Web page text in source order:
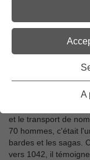
A
Le Skuldelev
et le transport de
70 hommes, c'était
bardes et les sagas.
vers 1042, il